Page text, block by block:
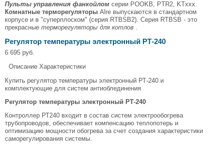
Пульты управления фанкойлом серии POOKB, PTR2, KTxxx.
Комнатные терморегуляторы Alre выпускаются в стандартном
корпусе и в "суперплоском" (серия RTBSB2). Серия RTBSB - это
прекрасные терморегуляторы для котлов .
Регулятор температуры электронный РТ-240
6 695 руб.
Описание Характеристики
Купить регулятор температуры электронный РТ-240 и
комплектующие для систем антиоблединения
Регулятор температуры электронный РТ-240
Контроллер РТ240 входит в состав систем электрообогрева
трубопроводов, обеспечивает компенсацию теплопотерь и
оптимизацию мощности обогрева за счет создания характеристики
саморегулирования системы.